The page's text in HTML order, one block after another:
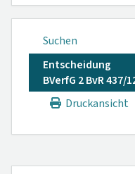
Suchen
Entscheidung
BVerfG 2 BvR 437/
Druckansicht